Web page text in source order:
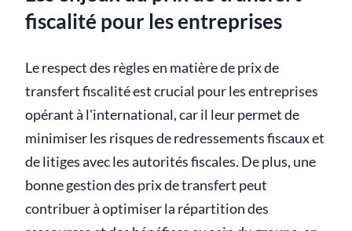
fiscalité pour les entreprises
Le respect des règles en matière de prix de
transfert fiscalité est crucial pour les entreprises
opérant à l'international, car il leur permet de
minimiser les risques de redressements fiscaux et
de litiges avec les autorités fiscales. De plus, une
bonne gestion des prix de transfert peut
contribuer à optimiser la répartition des